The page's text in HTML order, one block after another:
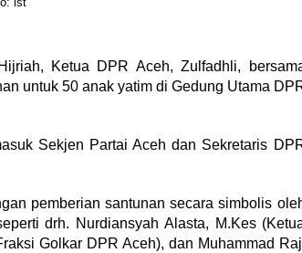
Ketua DPR Aceh, Zulfadhli,
untuk 50 anak yatim di Gedung Utama
Sekjen Partai Aceh dan Sekretaris
pemberian santunan secara simbolis
drh. Nurdiansyah Alasta, M.Kes
Golkar DPR Aceh), dan Muhammad